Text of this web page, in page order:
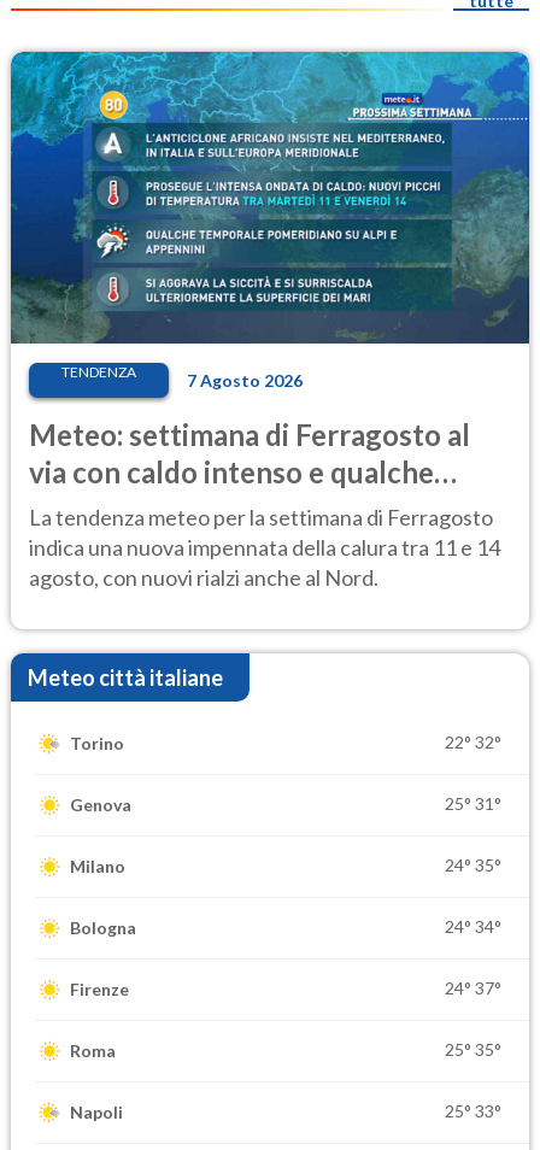
TENDENZA 7 Agosto 2026
Meteo: settimana di Ferragosto al
via con caldo intenso e qualche
temporale
La tendenza meteo per la settimana di Ferragosto
indica una nuova impennata della calura tra 11 e 14
agosto, con nuovi rialzi anche al Nord.
Meteo città italiane
Torino 22° 32°
Genova 25° 31°
Milano 24° 35°
Bologna 24° 34°
Firenze 24° 37°
Roma 25° 35°
Napoli 25° 33°